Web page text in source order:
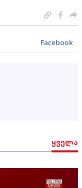
ყველა
Facebook